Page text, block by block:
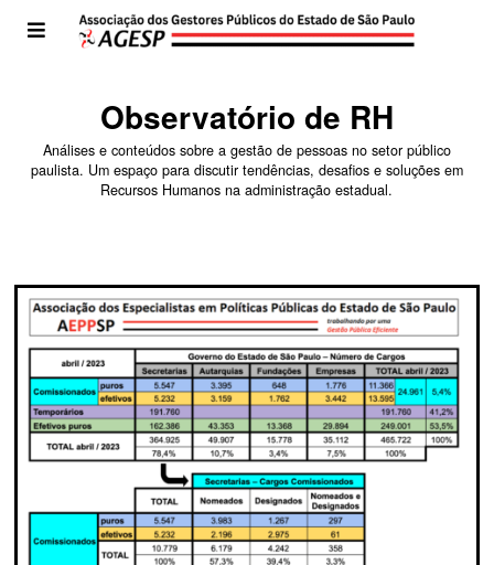
Observatório de RH
Análises e conteúdos sobre a gestão de pessoas no setor público
paulista. Um espaço para discutir tendências, desafios e soluções em
Recursos Humanos na administração estadual.